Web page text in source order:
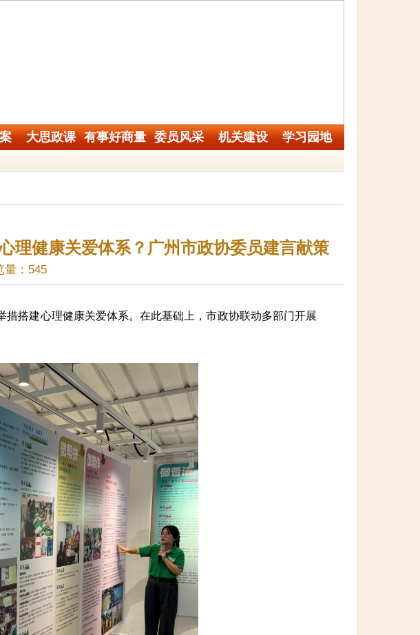
大思政课 有事好商量 委员风采 机关建设 学习园地
理健康关爱体系？广州市政协委员建言献策
量：545
搭建心理健康关爱体系。在此基础上，市政协联动多部门开展